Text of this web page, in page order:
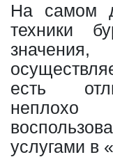
На самом
техники
есть
услугами в